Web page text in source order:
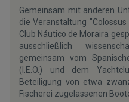
Gemeinsam mit anderen
die Veranstaltung
Club Náutico de Moraira
ausschließlich
gemeinsam vom
(I.E.O.) und dem
Beteiligung von etwa
Fischerei zugelassenen